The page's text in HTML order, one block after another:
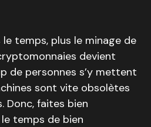
le temps, plus le minage de
devient
de personnes s’y mettent
sont vite obsolètes
Donc, faites bien
temps de bien